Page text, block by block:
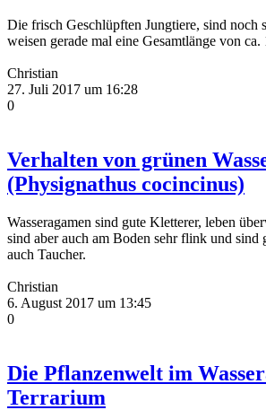
Die frisch Geschlüpften Jungtiere, sind noch
weisen gerade mal eine Gesamtlänge von
Christian
27. Juli 2017 um 16:28
0
Verhalten von grünen
(Physignathus cocincinus)
Wasseragamen sind gute Kletterer, leben
sind aber auch am Boden sehr flink und sind
auch Taucher.
Christian
6. August 2017 um 13:45
0
Die Pflanzenwelt im
Terrarium